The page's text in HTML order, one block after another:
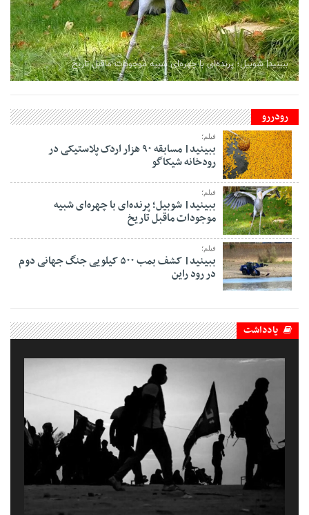
ببینید| شوبیل؛ پرنده‌ای با چهره‌ای شبیه موجودات ماقبل تاریخ
ببینید| کشف بمب ۵۰۰ کیلویی جنگ جهانی دوم در رود راین
رودررو
فیلم؛
ببینید| مسابقه ۹۰ هزار اردک پلاستیکی در
رودخانه شیکاگو
فیلم؛
ببینید| شوبیل؛ پرنده‌ای با چهره‌ای شبیه
موجودات ماقبل تاریخ
فیلم؛
ببینید| کشف بمب ۵۰۰ کیلویی جنگ جهانی دوم
در رود راین
یادداشت